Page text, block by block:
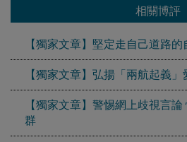
相關博評
【獨家文章】堅定走自己道路的
【獨家文章】弘揚「兩航起義」
【獨家文章】警惕網上歧視言
群